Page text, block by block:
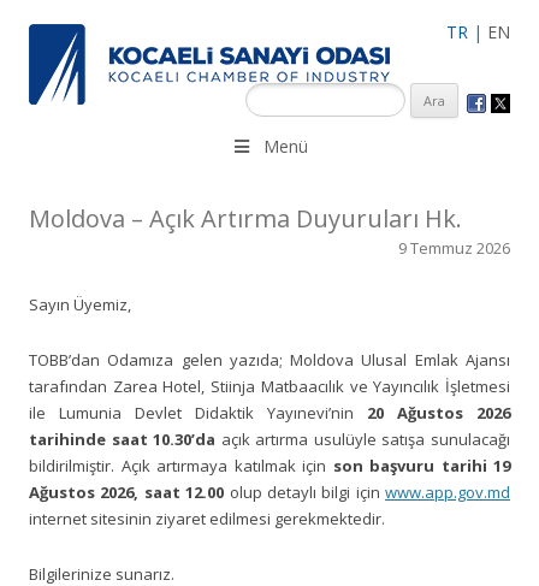
TR | EN
KSO 3500’ü aşkın sanayi kuruluşuna uzman çalışanları ile İzmit
Merkez, Çayırova, Dilovası, Gebze ve İMES OSB’deki ofisleri ile
Menü
Moldova – Açık Artırma Duyuruları Hk.
9 Temmuz 2026
Sayın Üyemiz,
TOBB’dan Odamıza gelen yazıda; Moldova Ulusal Emlak Ajansı
tarafından Zarea Hotel, Stiinja Matbaacılık ve Yayıncılık İşletmesi
ile Lumunia Devlet Didaktik Yayınevi’nin 20 Ağustos 2026
tarihinde saat 10.30’da açık artırma usulüyle satışa sunulacağı
bildirilmiştir. Açık artırmaya katılmak için son başvuru tarihi 19
Ağustos 2026, saat 12.00 olup detaylı bilgi için www.app.gov.md
internet sitesinin ziyaret edilmesi gerekmektedir.
Bilgilerinize sunarız.